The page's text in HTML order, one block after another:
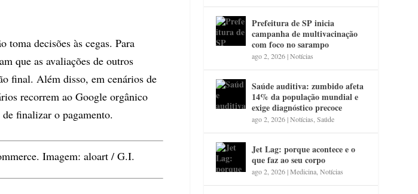
decisões às cegas. Para
que as avaliações de outros
final. Além disso, em cenários de
recorrem ao Google orgânico
finalizar o pagamento.
Imagem: aloart / G.I.
Prefeitura de SP inicia
campanha de multivacinação
com foco no sarampo
ago 2, 2026|Notícias
Saúde auditiva: zumbido afeta
14% da população mundial e
exige diagnóstico precoce
ago 2, 2026|Notícias ,Saúde
Jet Lag: porque acontece e o
que faz ao seu corpo
ago 2, 2026|Medicina ,Notícias